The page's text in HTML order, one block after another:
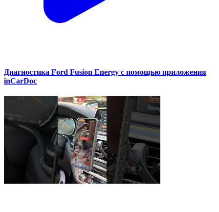
Диагностика Ford Fusion Energy с помощью приложения
inCarDoc